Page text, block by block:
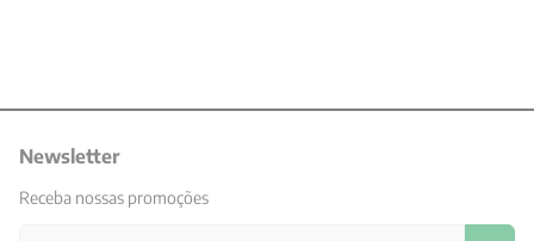
Newsletter
Receba nossas promoções